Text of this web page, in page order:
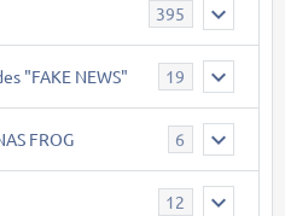
395
"FAKE NEWS" 19
FROG 6
12